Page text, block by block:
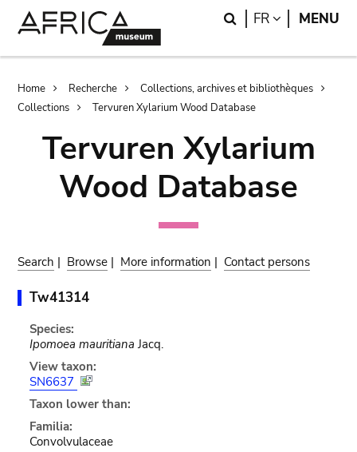
Search
FR LANGUAGE
MENU
Breadcrumb
Home Recherche
Collections, archives et bibliothèques
Collections
Tervuren Xylarium Wood Database
Tervuren Xylarium
Wood Database
Search | Browse | More information | Contact persons
Tw41314
Species:
Ipomoea mauritiana Jacq.
View taxon:
SN6637
Taxon lower than:
Familia:
Convolvulaceae